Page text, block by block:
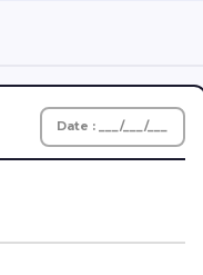
Date : ___/___/___